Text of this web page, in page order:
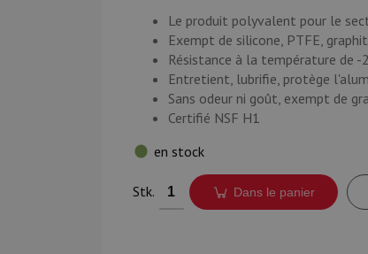
Le produit polyvalent pour le
Exempt de silicone, PTFE,
Résistance à la température de -
Entretient, lubrifie, protège
Sans odeur ni goût, exempt de
Certifié NSF H1
en stock
Stk. Dans le panier